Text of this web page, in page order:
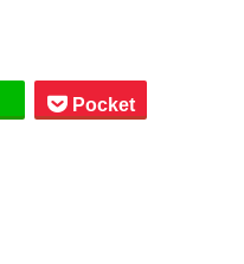
Pocket